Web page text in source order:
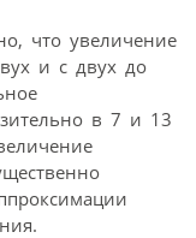
что увеличение
и с двух до
в 7 и 13